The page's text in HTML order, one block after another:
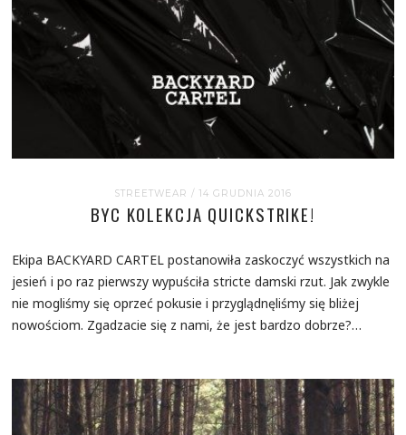
STREETWEAR / 14 GRUDNIA 2016
BYC KOLEKCJA QUICKSTRIKE!
Ekipa BACKYARD CARTEL postanowiła zaskoczyć wszystkich na
jesień i po raz pierwszy wypuściła stricte damski rzut. Jak zwykle
nie mogliśmy się oprzeć pokusie i przyglądnęliśmy się bliżej
nowościom. Zgadzacie się z nami, że jest bardzo dobrze?…